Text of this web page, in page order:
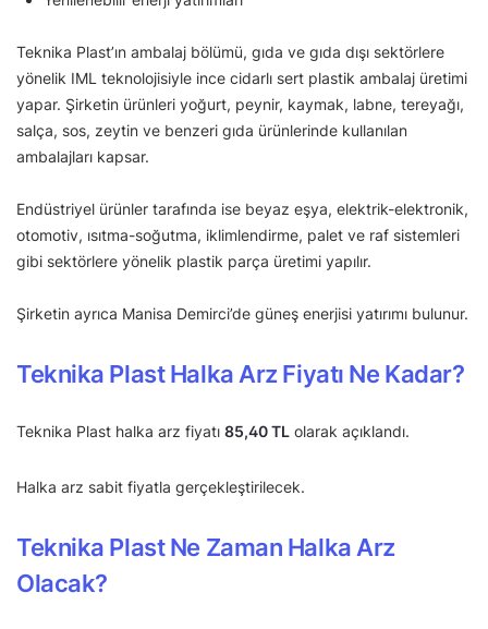
Teknika Plast’ın ambalaj bölümü, gıda ve gıda dışı sektörlere
yönelik IML teknolojisiyle ince cidarlı sert plastik ambalaj üretimi
yapar. Şirketin ürünleri yoğurt, peynir, kaymak, labne, tereyağı,
salça, sos, zeytin ve benzeri gıda ürünlerinde kullanılan
ambalajları kapsar.
Endüstriyel ürünler tarafında ise beyaz eşya, elektrik-elektronik,
otomotiv, ısıtma-soğutma, iklimlendirme, palet ve raf sistemleri
gibi sektörlere yönelik plastik parça üretimi yapılır.
Şirketin ayrıca Manisa Demirci’de güneş enerjisi yatırımı bulunur.
Teknika Plast Halka Arz Fiyatı Ne Kadar?
Teknika Plast halka arz fiyatı 85,40 TL olarak açıklandı.
Halka arz sabit fiyatla gerçekleştirilecek.
Teknika Plast Ne Zaman Halka Arz
Olacak?